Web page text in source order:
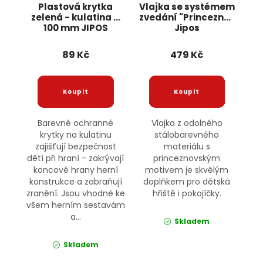
Plastová krytka
zelená - kulatina O
100 mm JIPOS
89 Kč
Barevné ochranné
krytky na kulatinu
zajišťují bezpečnost
dětí při hraní - zakrývají
koncové hrany herní
konstrukce a zabraňují
zranění. Jsou vhodné ke
všem herním sestavám
a...
Skladem
Vlajka se systémem
zvedání "Princezna"
Jipos
479 Kč
Vlajka z odolného
stálobarevného
materiálu s
princeznovským
motivem je skvělým
doplňkem pro dětská
hřiště i pokojíčky.
Skladem